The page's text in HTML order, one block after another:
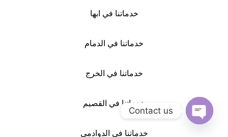
خدماتنا في ابها
خدماتنا في الدمام
خدماتنا في الخرج
خدماتنا في القصيم
خدماتنا في الدوادمي
Contact us